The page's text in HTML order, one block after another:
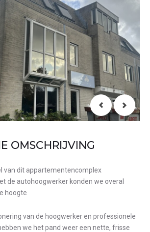
OMSCHRIJVING
van dit appartementencomplex
de autohoogwerker konden we overal
hoogte
van de hoogwerker en professionele
we het pand weer een nette, frisse